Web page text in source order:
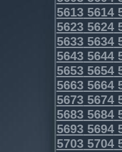
56135614
56235624
56335634
56435644
56535654
56635664
56735674
56835684
56935694
57035704